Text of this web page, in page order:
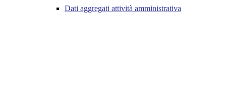
Dati aggregati attività amministrativa